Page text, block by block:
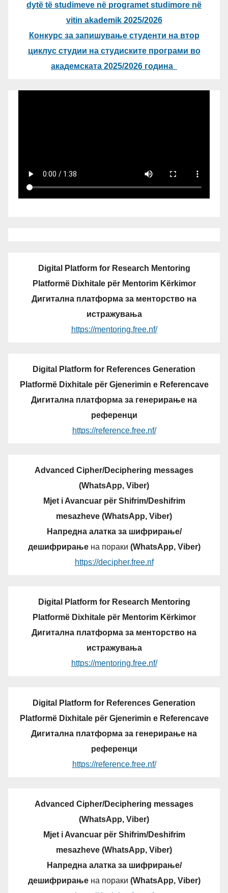
dytë të studimeve në programet studimore në
vitin akademik 2025/2026
Конкурс за запишување студенти на втор
циклус студии на студиските програми во
академската 2025/2026 година
Digital Platform for Research Mentoring
Platformë Dixhitale për Mentorim Kërkimor
Дигитална платформа за менторство на
истражувања
https://mentoring.free.nf/
Digital Platform for References Generation
Platformë Dixhitale për Gjenerimin e Referencave
Дигитална платформа за генерирање на
референци
https://reference.free.nf/
Advanced Cipher/Deciphering messages
(WhatsApp, Viber)
Mjet i Avancuar për Shifrim/Deshifrim
mesazheve (WhatsApp, Viber)
Напредна алатка за шифрирање/
дешифрирањена пораки (WhatsApp, Viber)
https://decipher.free.nf
Digital Platform for Research Mentoring
Platformë Dixhitale për Mentorim Kërkimor
Дигитална платформа за менторство на
истражувања
https://mentoring.free.nf/
Digital Platform for References Generation
Platformë Dixhitale për Gjenerimin e Referencave
Дигитална платформа за генерирање на
референци
https://reference.free.nf/
Advanced Cipher/Deciphering messages
(WhatsApp, Viber)
Mjet i Avancuar për Shifrim/Deshifrim
mesazheve (WhatsApp, Viber)
Напредна алатка за шифрирање/
дешифрирањена пораки (WhatsApp, Viber)